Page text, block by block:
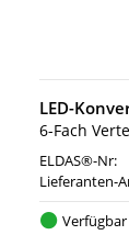
LED-
6-Fach
ELDAS®-Nr:
Lieferanten-
Verfügbar